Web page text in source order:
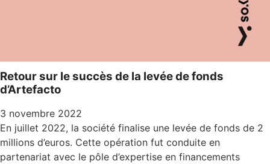
Retour sur le succès de la levée de fonds
d’Artefacto
3 novembre 2022
En juillet 2022, la société finalise une levée de fonds de 2
millions d’euros. Cette opération fut conduite en
partenariat avec le pôle d’expertise en financements